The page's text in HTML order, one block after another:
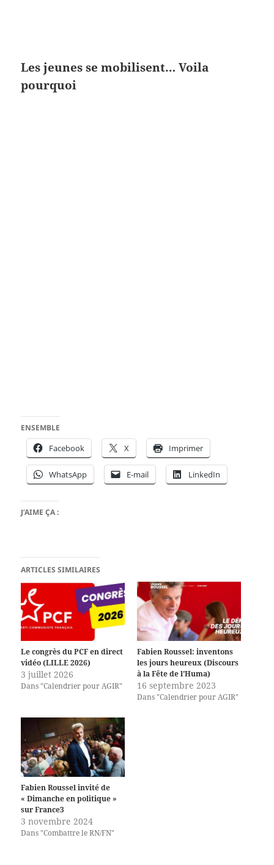
Les jeunes se mobilisent… Voila
pourquoi
ENSEMBLE
Facebook X Imprimer
WhatsApp E-mail LinkedIn
J’AIME ÇA :
ARTICLES SIMILAIRES
Le congrès du PCF en direct
vidéo (LILLE 2026)
3 juillet 2026
Dans "Calendrier pour AGIR"
Fabien Roussel: inventons
les jours heureux (Discours
à la Fête de l’Huma)
16 septembre 2023
Dans "Calendrier pour AGIR"
Fabien Roussel invité de
« Dimanche en politique »
sur France3
3 novembre 2024
Dans "Combattre le RN/FN"